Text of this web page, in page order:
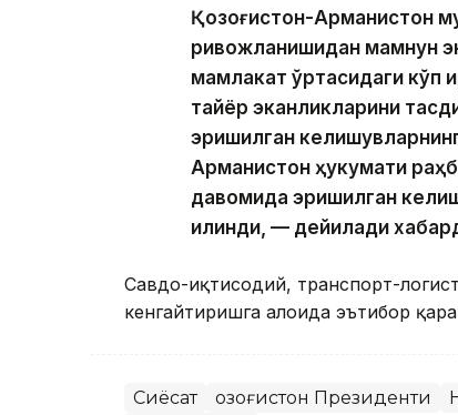
Қозоғистон-Арманистон
ривожланишидан мамнун
мамлакат ўртасидаги кўп
тайёр эканликларини
эришилган
Арманистон ҳукумати
давомида эришилган
қилинди, — дейилади
Савдо-иқтисодий, транспорт-
кенгайтиришга алоҳида эътибор
Сиёсат Қозоғистон Президенти